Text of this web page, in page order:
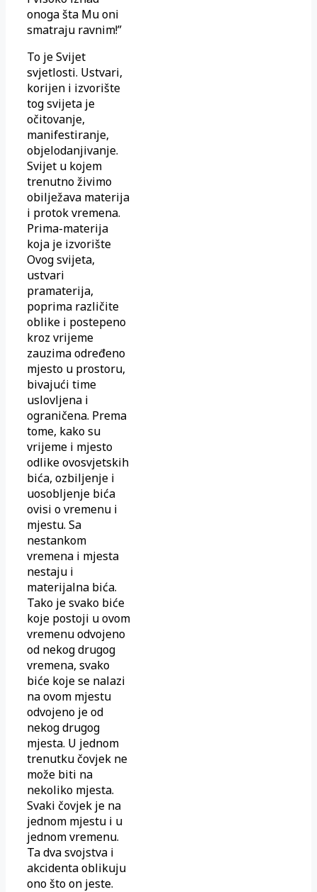
onoga šta Mu oni
smatraju ravnim!”
To je Svijet
svjetlosti. Ustvari,
korijen i izvorište
tog svijeta je
očitovanje,
manifestiranje,
objelodanjivanje.
Svijet u kojem
trenutno živimo
obilježava materija
i protok vremena.
Prima-materija
koja je izvorište
Ovog svijeta,
ustvari
pramaterija,
poprima različite
oblike i postepeno
kroz vrijeme
zauzima određeno
mjesto u prostoru,
bivajući time
uslovljena i
ograničena. Prema
tome, kako su
vrijeme i mjesto
odlike ovosvjetskih
bića, ozbiljenje i
uosobljenje bića
ovisi o vremenu i
mjestu. Sa
nestankom
vremena i mjesta
nestaju i
materijalna bića.
Tako je svako biće
koje postoji u ovom
vremenu odvojeno
od nekog drugog
vremena, svako
biće koje se nalazi
na ovom mjestu
odvojeno je od
nekog drugog
mjesta. U jednom
trenutku čovjek ne
može biti na
nekoliko mjesta.
Svaki čovjek je na
jednom mjestu i u
jednom vremenu.
Ta dva svojstva i
akcidenta oblikuju
ono što on jeste.